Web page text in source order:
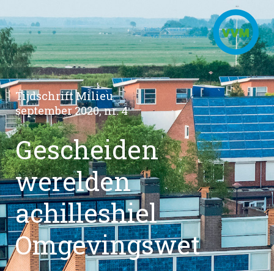
Tijdschrift Milieu
september 2020, nr. 4
Gescheiden
werelden
achilleshiel
Omgevingswet